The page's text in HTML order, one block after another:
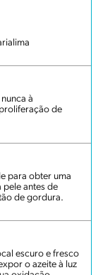
à
de
para obter uma
pele antes de
de gordura.
escuro e fresco
o azeite à luz